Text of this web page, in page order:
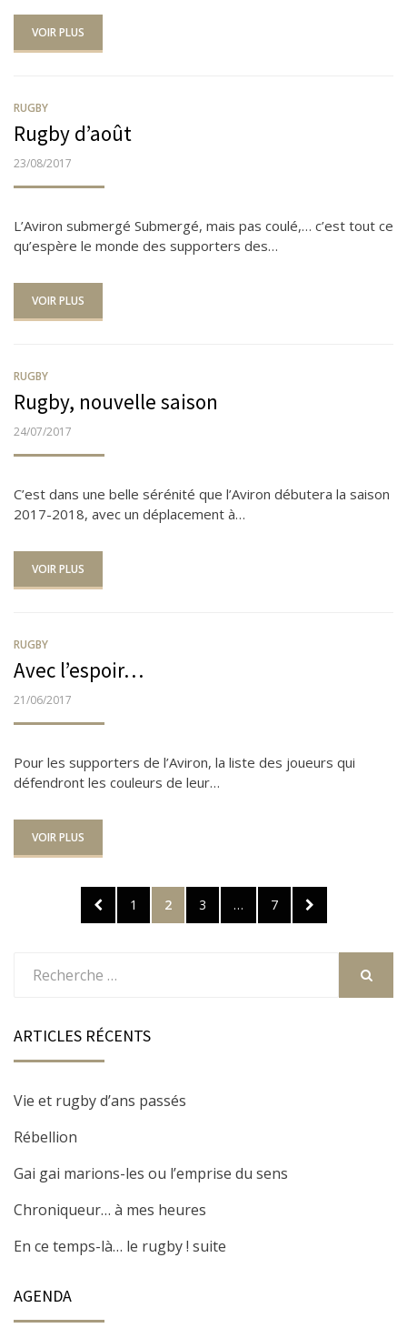
VOIR PLUS
RUGBY
Rugby d’août
PUBLIÉ
23/08/2017
L’Aviron submergé Submergé, mais pas coulé,… c’est tout ce
qu’espère le monde des supporters des…
VOIR PLUS
RUGBY
Rugby, nouvelle saison
PUBLIÉ
24/07/2017
C’est dans une belle sérénité que l’Aviron débutera la saison
2017-2018, avec un déplacement à…
VOIR PLUS
RUGBY
Avec l’espoir…
PUBLIÉ
21/06/2017
Pour les supporters de l’Aviron, la liste des joueurs qui
défendront les couleurs de leur…
VOIR PLUS
NavigationPRÉCÉDENTE
PAGE
1 PAGE
2 PAGE
3 … PAGE
7 SUIVANTE
ARTICLES RÉCENTS
Vie et rugby d’ans passés
Rébellion
Gai gai marions-les ou l’emprise du sens
Chroniqueur… à mes heures
En ce temps-là… le rugby ! suite
AGENDA